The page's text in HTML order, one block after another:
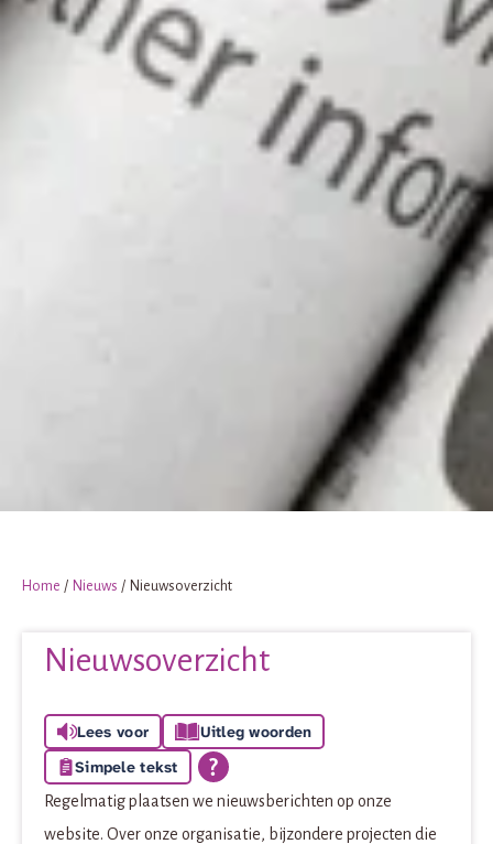
Home Nieuws Nieuwsoverzicht
Nieuwsoverzicht
Lees voor
Uitleg woorden
Simpele tekst
Regelmatig plaatsen we nieuwsberichten op onze
website. Over onze organisatie, bijzondere projecten die